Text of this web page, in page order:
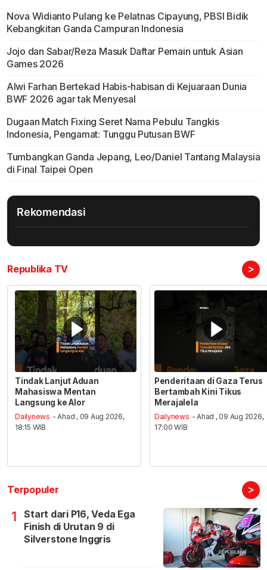
Nova Widianto Pulang ke Pelatnas Cipayung, PBSI Bidik
Kebangkitan Ganda Campuran Indonesia
Jojo dan Sabar/Reza Masuk Daftar Pemain untuk Asian
Games 2026
Alwi Farhan Bertekad Habis-habisan di Kejuaraan Dunia
BWF 2026 agar tak Menyesal
Dugaan Match Fixing Seret Nama Pebulu Tangkis
Indonesia, Pengamat: Tunggu Putusan BWF
Tumbangkan Ganda Jepang, Leo/Daniel Tantang Malaysia
di Final Taipei Open
Rekomendasi
Republika TV >
Tindak Lanjut Aduan
Mahasiswa Mentan
Langsung ke Alor
Dailynews - Ahad , 09 Aug 2026,
18:15 WIB
Penderitaan di Gaza Terus
Bertambah Kini Tikus
Merajalela
Dailynews - Ahad , 09 Aug 2026,
17:00 WIB
Terpopuler >
1
Start dari P16, Veda Ega
Finish di Urutan 9 di
Silverstone Inggris